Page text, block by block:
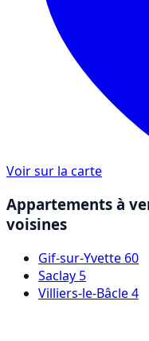
Voir sur la carte
Appartements à
voisines
Gif-sur-Yvette 60
Saclay 5
Villiers-le-Bâcle4